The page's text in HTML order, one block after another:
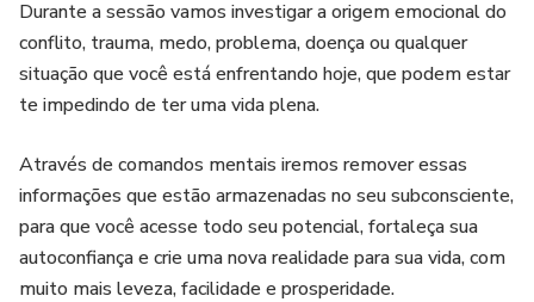
Durante a sessão vamos investigar a origem emocional do
conflito, trauma, medo, problema, doença ou qualquer
situação que você está enfrentando hoje, que podem estar
te impedindo de ter uma vida plena.
Através de comandos mentais iremos remover essas
informações que estão armazenadas no seu subconsciente,
para que você acesse todo seu potencial, fortaleça sua
autoconfiança e crie uma nova realidade para sua vida, com
muito mais leveza, facilidade e prosperidade.